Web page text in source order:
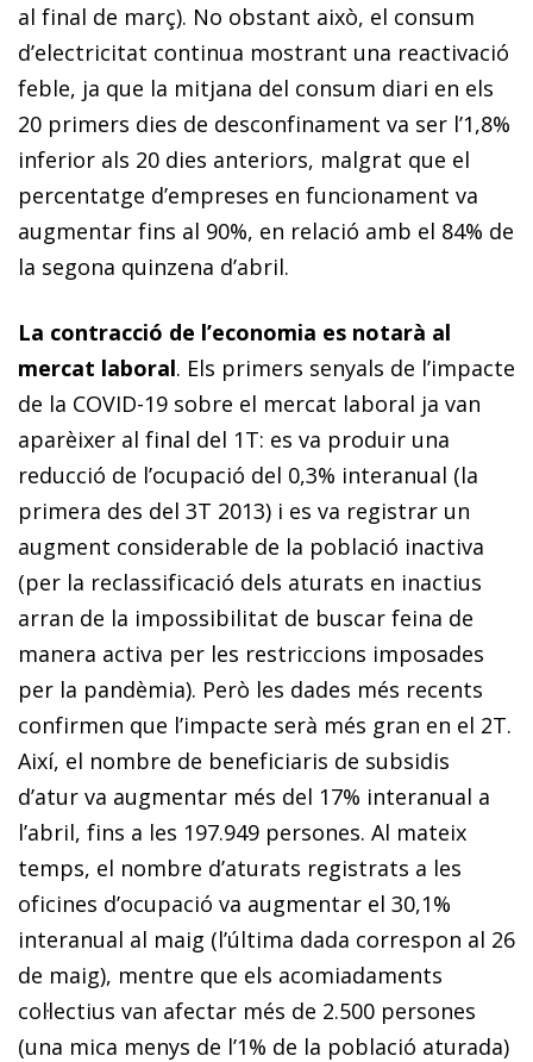
al final de març). No obstant això, el consum
d’electricitat continua mostrant una reactivació
feble, ja que la mitjana del consum diari en els
20 primers dies de desconfinament va ser l’1,8%
inferior als 20 dies anteriors, malgrat que el
percentatge d’empreses en funcionament va
augmentar fins al 90%, en relació amb el 84% de
la segona quinzena d’abril.
La contracció de l’economia es notarà al
mercat laboral. Els primers senyals de l’impacte
de la COVID-19 sobre el mercat laboral ja van
aparèixer al final del 1T: es va produir una
reducció de l’ocupació del 0,3% interanual (la
primera des del 3T 2013) i es va registrar un
augment considerable de la població inactiva
(per la reclassificació dels aturats en inactius
arran de la impossibilitat de buscar feina de
manera activa per les restriccions imposades
per la pandèmia). Però les dades més recents
confirmen que l’impacte serà més gran en el 2T.
Així, el nombre de beneficiaris de subsidis
d’atur va augmentar més del 17% interanual a
l’abril, fins a les 197.949 persones. Al mateix
temps, el nombre d’aturats registrats a les
oficines d’ocupació va augmentar el 30,1%
interanual al maig (l’última dada correspon al 26
de maig), mentre que els acomiadaments
col·lectius van afectar més de 2.500 persones
(una mica menys de l’1% de la població aturada)